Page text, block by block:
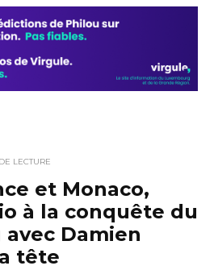
LECTURE
et Monaco,
à la conquête du
Damien
tête